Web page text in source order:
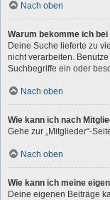
Nach oben
Warum bekomme ich
Deine Suche lieferte zu
nicht verarbeiten.
Suchbegriffe ein oder
Nach oben
Wie kann ich nach
Gehe zur „Mitglieder“-
Nach oben
Wie kann ich meine
Deine eigenen Beiträge